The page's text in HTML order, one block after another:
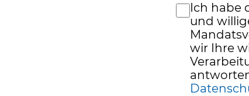
Ich habe
und
wir Ihre